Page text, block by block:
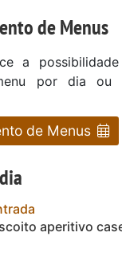
de Menus
a
por dia ou
de Menus
aperitivo